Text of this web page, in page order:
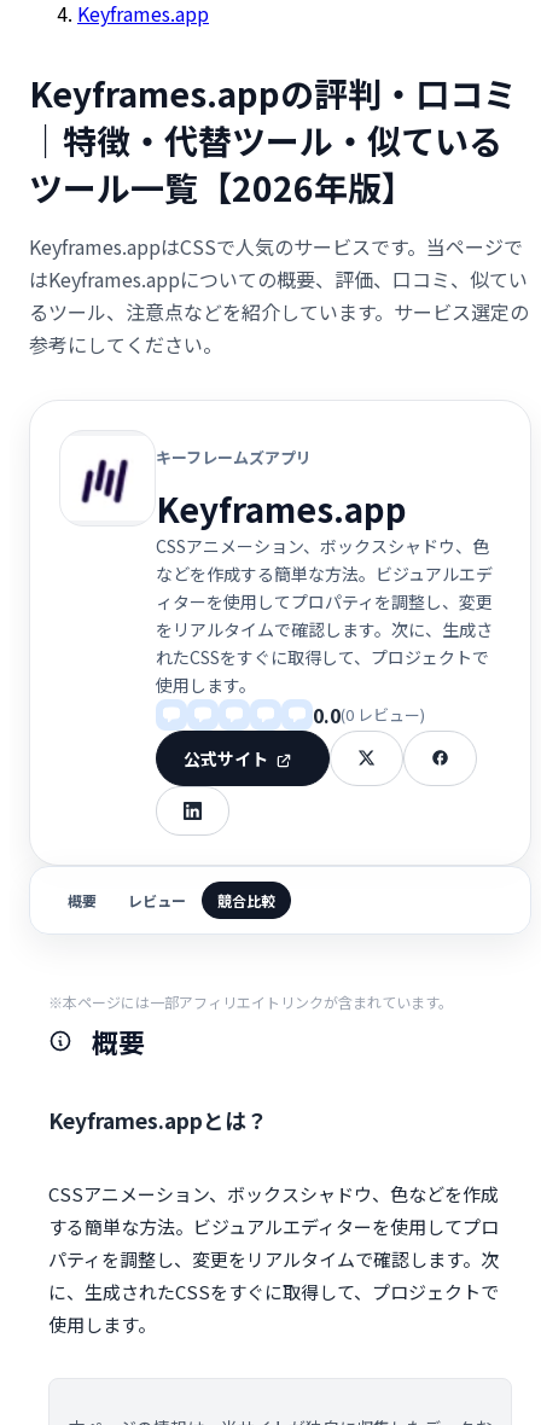
Keyframes.app
Keyframes.appの評判・口コミ
｜特徴・代替ツール・似ている
ツール一覧【2026年版】
Keyframes.appはCSSで人気のサービスです。当ページで
はKeyframes.appについての概要、評価、口コミ、似てい
るツール、注意点などを紹介しています。サービス選定の
参考にしてください。
キーフレームズアプリ
Keyframes.app
CSSアニメーション、ボックスシャドウ、色
などを作成する簡単な方法。ビジュアルエデ
ィターを使用してプロパティを調整し、変更
をリアルタイムで確認します。次に、生成さ
れたCSSをすぐに取得して、プロジェクトで
使用します。
0.0(0 レビュー)
公式サイト
概要 レビュー 競合比較
※本ページには一部アフィリエイトリンクが含まれています。
概要
Keyframes.appとは？
CSSアニメーション、ボックスシャドウ、色などを作成
する簡単な方法。ビジュアルエディターを使用してプロ
パティを調整し、変更をリアルタイムで確認します。次
に、生成されたCSSをすぐに取得して、プロジェクトで
使用します。